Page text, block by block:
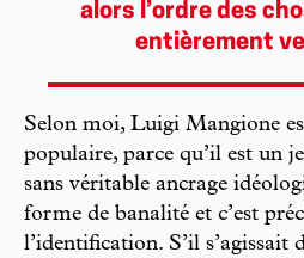
alors l’ordre des
entièrement
Selon moi, Luigi Mangione
populaire, parce qu’il est un
sans véritable ancrage
forme de banalité et c’est
l’identification. S’il s’agissait